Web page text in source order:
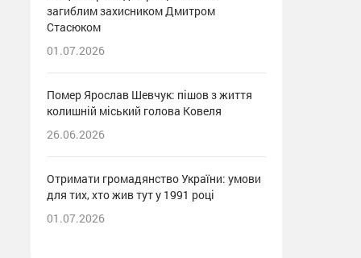
загиблим захисником Дмитром
Стасюком
01.07.2026
Помер Ярослав Шевчук: пішов з життя
колишній міський голова Ковеля
26.06.2026
Отримати громадянство України: умови
для тих, хто жив тут у 1991 році
01.07.2026